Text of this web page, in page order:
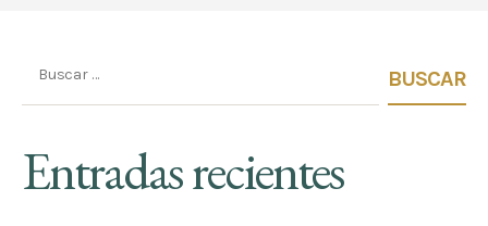
Entradas recientes